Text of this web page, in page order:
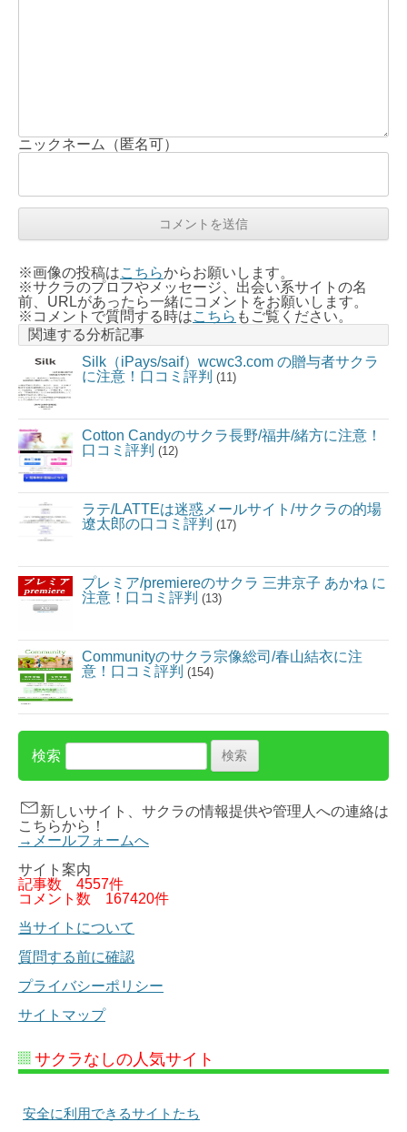
ニックネーム（匿名可）
※画像の投稿はこちらからお願いします。
※サクラのプロフやメッセージ、出会い系サイトの名
前、URLがあったら一緒にコメントをお願いします。
※コメントで質問する時はこちら もご覧ください。
関連する分析記事
Silk（iPays/saif）wcwc3.com の贈与者サクラ
に注意！口コミ評判 (11)
Cotton Candyのサクラ長野/福井/緒方に注意！
口コミ評判 (12)
ラテ/LATTEは迷惑メールサイト/サクラの的場
遼太郎の口コミ評判 (17)
プレミア/premiereのサクラ 三井京子 あかね に
注意！口コミ評判 (13)
Communityのサクラ宗像総司/春山結衣に注
意！口コミ評判 (154)
検索
新しいサイト、サクラの情報提供や管理人への連絡は
こちらから！
→メールフォームへ
サイト案内
記事数 4557件
コメント数 167420件
当サイトについて
質問する前に確認
プライバシーポリシー
サイトマップ
サクラなしの人気サイト
安全に利用できるサイトたち